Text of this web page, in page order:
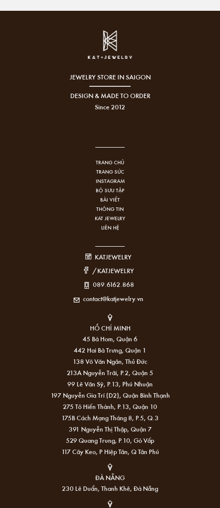
JEWELRY STORE IN SAIGON
DESIGN & MADE TO ORDER
Since 2012
TRANG CHỦ
TRANG SỨC
INSTAGRAM
BỘ SƯU TẬP
BÀI VIẾT
THÔNG TIN
KAT JEWELRY
LIÊN HỆ
KATJEWELRY
/KATJEWELRY
089.6162.868
contact@katjewelry.vn
HỒ CHÍ MINH
45 Bà Hom, Quận 6
442 Hai Bà Trưng, Quận 1
138 Võ Văn Ngân, Thủ Đức
213A Nguyễn Trãi, P.2, Quận 5
99 Lê Văn Sỹ, P.13, Phú Nhuận
197 Nguyễn Gia Trí (D2), Quận Bình Thạnh
275 Tô Hiến Thành, P.13, Quận 10
175B Cách Mạng Tháng 8, P.5, Q.3
391 Nguyễn Thị Thập, Quận 7
529 Quang Trung, P.10, Gò Vấp
117 Cây Keo, P Hiệp Tân, Q Tân Phú
ĐÀ NẴNG
230 Lê Duẩn, Thanh Khê, Đà Nẵng